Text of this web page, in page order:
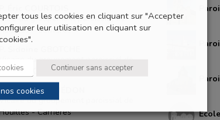
du groupement paroissial de
- Carrières
Carrières
P. Christophe HÉDON
du groupement paroissial de
- Carrières
tous les cookies en cliquant sur "Accepter
leur utilisation en cliquant sur
Continuer sans accepter
cookies